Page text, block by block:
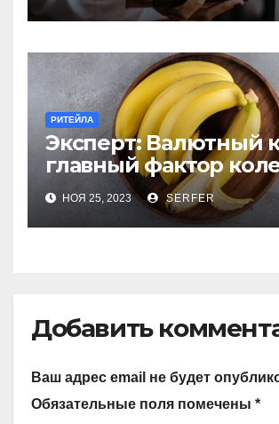
РИТЕЙЛА
Эксперт: Валютный
главный фактор
цен на бананы в РФ
НОЯ 25, 2023 SERFER
Добавить
Ваш адрес email не будет
Обязательные поля помечены *